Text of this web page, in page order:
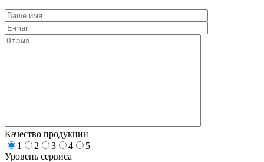
Качество продукции
1
2 3 4
5
Уровень сервиса